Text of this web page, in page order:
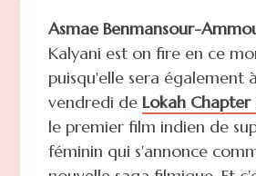
Asmae Benmansour-
Kalyani est on fire en ce
puisqu'elle sera également
vendredi de Lokah Chapter
le premier film indien de
féminin qui s'annonce